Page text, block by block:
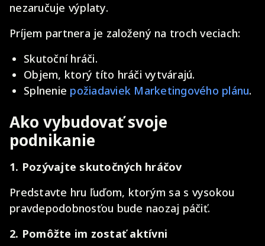
nezaručuje výplaty.
Príjem partnera je založený na troch veciach:
Skutoční hráči.
Objem, ktorý títo hráči vytvárajú.
Splnenie požiadaviek Marketingového plánu.
Ako vybudovať svoje
podnikanie
1. Pozývajte skutočných hráčov
Predstavte hru ľuďom, ktorým sa s vysokou
pravdepodobnosťou bude naozaj páčiť.
2. Pomôžte im zostať aktívni